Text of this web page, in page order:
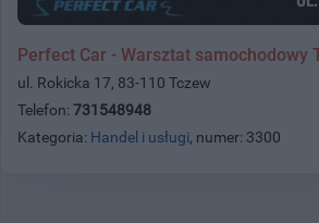
Perfect Car - Warsztat samochodowy
ul. Rokicka 17, 83-110 Tczew
Telefon: 731548948
Kategoria: Handel i usługi, numer: 3300